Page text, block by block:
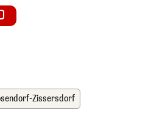
Zissersdorf